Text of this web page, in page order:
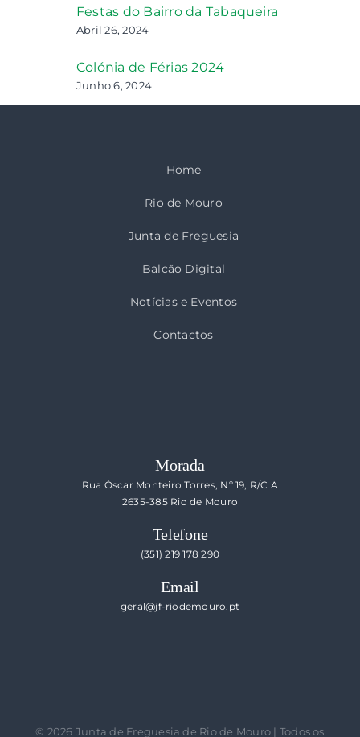
Festas do Bairro da Tabaqueira
Abril 26, 2024
Colónia de Férias 2024
Junho 6, 2024
Home
Rio de Mouro
Junta de Freguesia
Balcão Digital
Notícias e Eventos
Contactos
Morada
Rua Óscar Monteiro Torres, Nº 19, R/C A
2635-385 Rio de Mouro
Telefone
(351) 219 178 290
Email
geral@jf-riodemouro.pt
© 2026 Junta de Freguesia de Rio de Mouro | Todos os